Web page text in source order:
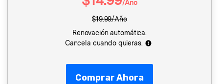
/Año
$19.99/Año
Renovación automática.
Cancela cuando quieras.
Comprar Ahora